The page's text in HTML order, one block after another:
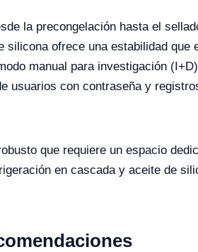
la precongelación hasta el
silicona ofrece una estabilidad
manual para investigación
usuarios con contraseña y
que requiere un espacio
en cascada y aceite de